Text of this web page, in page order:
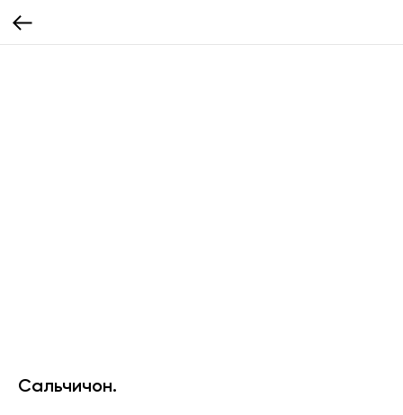
Сальчичон.